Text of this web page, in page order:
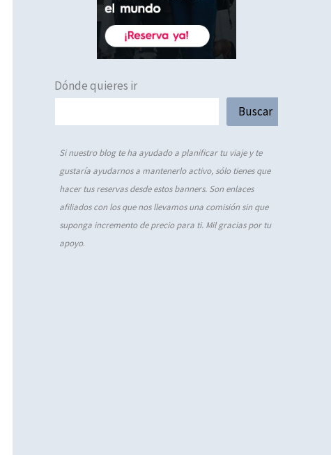
Dónde quieres ir
Buscar
Si nuestro blog te ha ayudado a planificar tu viaje y te
gustaría ayudarnos a mantenerlo activo, sólo tienes que
hacer tus reservas desde estos banners. Son enlaces
afiliados con los que nos llevamos una comisión sin que
suponga incremento de precio para ti. Mil gracias por tu
apoyo.